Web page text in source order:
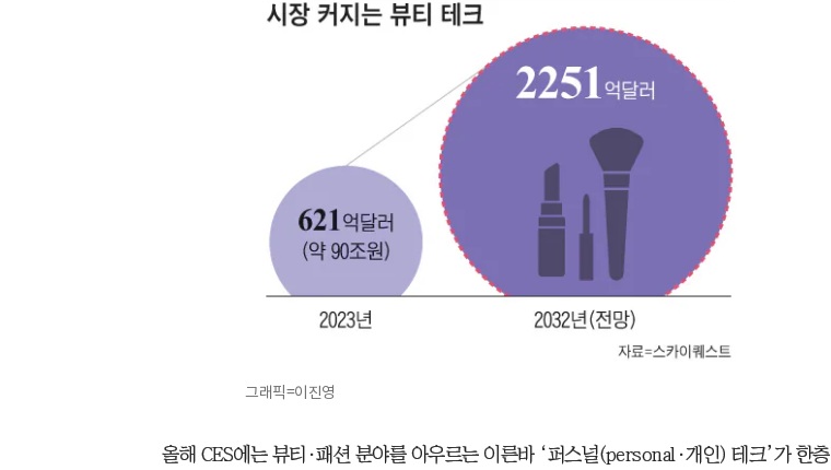
그래픽=이진영
올해 CES에는 뷰티·패션 분야를 아우르는 이른바 ‘퍼스널(personal·개인) 테크’가 한층